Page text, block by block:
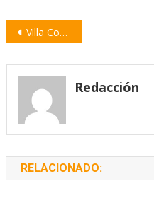
Navegación
entradas
Villa Constitución exige soluciones urgentes para frenar los incendios y el humo
Redacción
RELACIONADO: